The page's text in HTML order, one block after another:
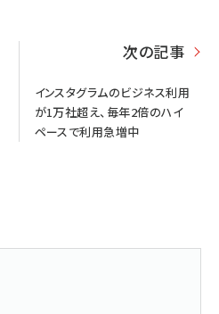
次の記事
インスタグラムのビジネス利用
が1万社超え、毎年2倍のハイ
ペースで利用急増中